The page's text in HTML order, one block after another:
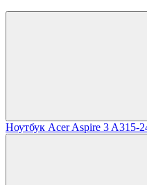
Ноутбук Acer Aspire 3